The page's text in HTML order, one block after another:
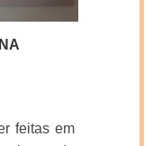
feitas em